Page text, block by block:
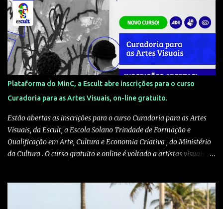
Plataforma do MinC, a Escult abre inscrições para o curso
Curadoria para as Artes Visuais, on-line gratuito.
Estão abertas as inscrições para o curso Curadoria para as Artes
Visuais, da Escult, a Escola Solano Trindade de Formação e
Qualificação em Arte, Cultura e Economia Criativa , do Ministério
da Cultura . O curso gratuito e online é voltado a artistas visuais,
site escult.cultura.gov.br A formação será ministrada pelo
historiador de arte e professor Kleber Amâncio. Ele é docente da